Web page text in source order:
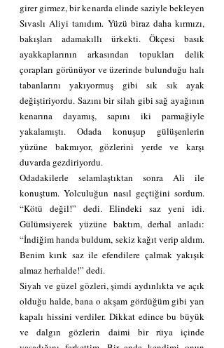
girer girmez, bir kenarda elinde saziyle bekleyen
Sıvaslı Aliyi tanıdım. Yüzü biraz daha kırmızı,
bakışları adamakıllı ürkekti. Ökçesi basık
ayakkaplarının arkasından topukları delik
çorapları görünüyor ve üzerinde bulunduğu halı
tabanlarını yakıyormuş gibi sık sık ayak
değiştiriyordu. Sazını bir silah gibi sağ ayağının
kenarına dayamış, sapını iki parmağiyle
yakalamıştı. Odada konuşup gülüşenlerin
yüzüne bakmıyor, gözlerini yerde ve karşı
duvarda gezdiriyordu.
Odadakilerle selamlaştıktan sonra Ali ile
konuştum. Yolculuğun nasıl geçtiğini sordum.
“Kötü değil!” dedi. Elindeki saz yeni idi.
Gülümsiyerek yüzüne baktım, derhal anladı:
“İndiğim handa buldum, sekiz kağıt verip aldım.
Benim kırık saz ile efendilere çalmak yakışık
almaz herhalde!” dedi.
Siyah ve güzel gözleri, şimdi aydınlıkta ve açık
olduğu halde, bana o akşam gördüğüm gibi yarı
kapalı hissini verdiler. Dikkat edince bu büyük
ve dalgın gözlerin daimi bir rüya içinde